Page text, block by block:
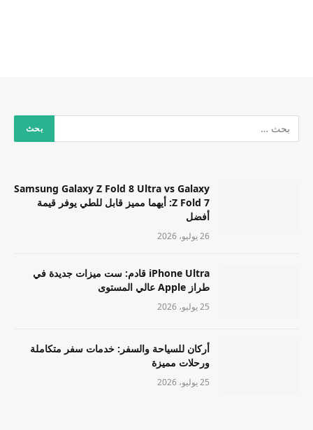
Samsung Galaxy Z Fold 8 Ultra vs Galaxy
Z Fold 7: أيهما مميز قابل للطي يوفر قيمة
أفضل
26 يوليو، 2026
iPhone Ultra قادم: ست ميزات جديدة في
طراز Apple عالي المستوى
25 يوليو، 2026
أركان للسياحة والسفر: خدمات سفر متكاملة
ورحلات مميزة
25 يوليو، 2026